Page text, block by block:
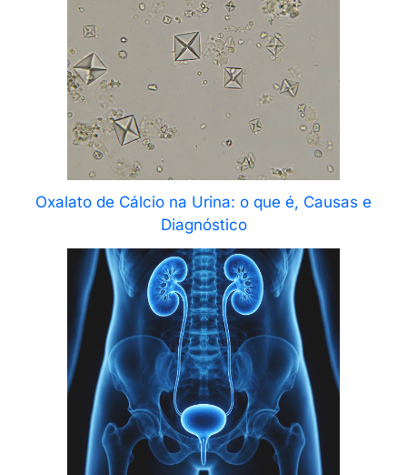
Oxalato de Cálcio na Urina: o que é, Causas e
Diagnóstico